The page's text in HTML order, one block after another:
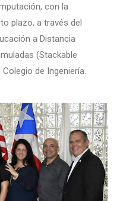
con la
plazo, a través del
a Distancia
(Stackable
de Ingeniería.